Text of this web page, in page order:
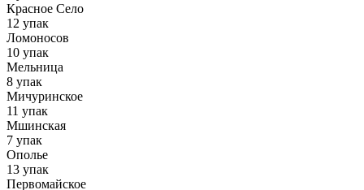
Красное Село
12 упак
Ломоносов
10 упак
Мельница
8 упак
Мичуринское
11 упак
Мшинская
7 упак
Ополье
13 упак
Первомайское